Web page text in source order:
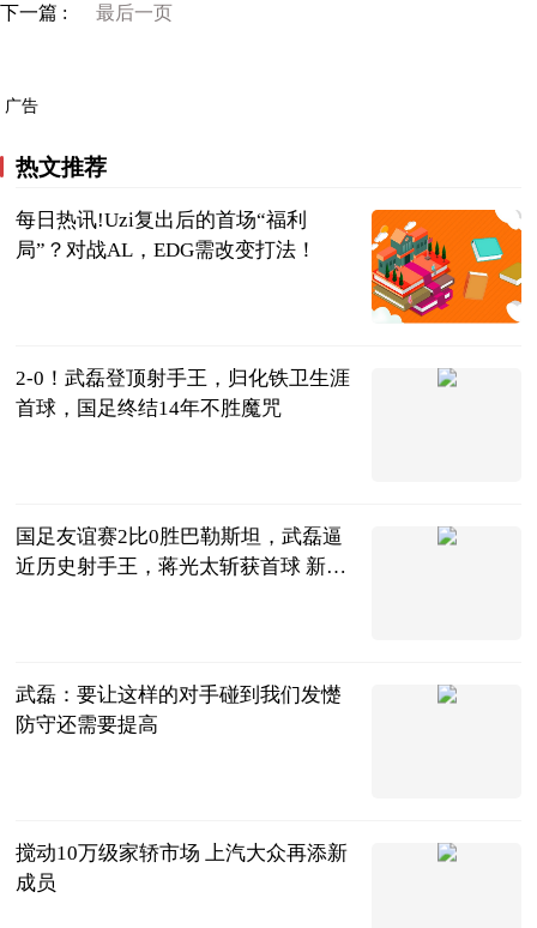
下一篇 :
最后一页
广告
热文推荐
每日热讯!Uzi复出后的首场“福利
局”？对战AL，EDG需改变打法！
2-0！武磊登顶射手王，归化铁卫生涯
首球，国足终结14年不胜魔咒
国足友谊赛2比0胜巴勒斯坦，武磊逼
近历史射手王，蒋光太斩获首球 新资
武磊：要让这样的对手碰到我们发憷
防守还需要提高
搅动10万级家轿市场 上汽大众再添新
成员